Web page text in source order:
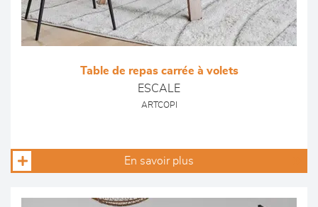
Table de repas carrée à volets
ESCALE
ARTCOPI
En savoir plus